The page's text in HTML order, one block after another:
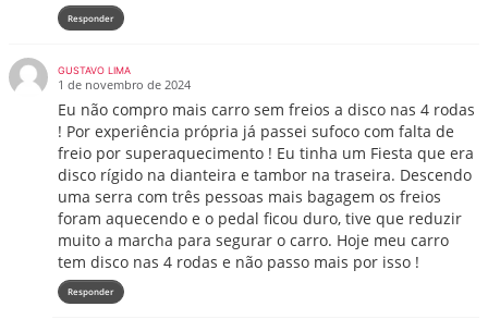
Responder
GUSTAVO LIMA
1 de novembro de 2024
Eu não compro mais carro sem freios a disco nas 4 rodas
! Por experiência própria já passei sufoco com falta de
freio por superaquecimento ! Eu tinha um Fiesta que era
disco rígido na dianteira e tambor na traseira. Descendo
uma serra com três pessoas mais bagagem os freios
foram aquecendo e o pedal ficou duro, tive que reduzir
muito a marcha para segurar o carro. Hoje meu carro
tem disco nas 4 rodas e não passo mais por isso !
Responder